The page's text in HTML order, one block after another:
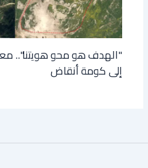
"الهدف هو محو هويتنا"..
إلى كومة أنقاض